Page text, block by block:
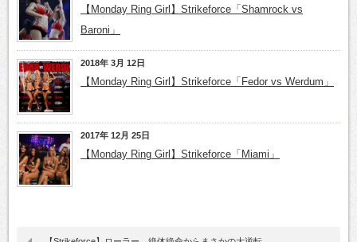
【Monday Ring Girl】Strikeforce「Shamrock vs
Baroni」
2018年 3月 12日
【Monday Ring Girl】Strikeforce「Fedor vs Werdum」
2017年 12月 25日
【Monday Ring Girl】Strikeforce「Miami」